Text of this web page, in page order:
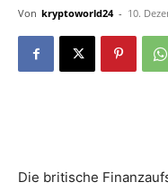
Von kryptoworld24 - 10.
Die britische